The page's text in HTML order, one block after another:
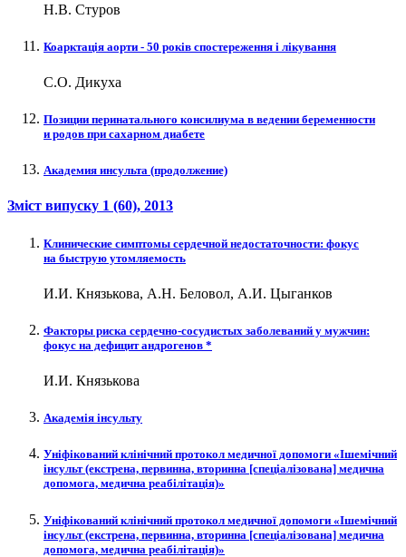
Н.В. Стуров
Коарктація аорти - 50 років спостереження і лікування
С.О. Дикуха
Позиции перинатального консилиума в ведении беременности
и родов при сахарном диабете
Академия инсульта (продолжение)
Зміст випуску 1 (60), 2013
Клинические симптомы сердечной недостаточности: фокус
на быструю утомляемость
И.И. Князькова, А.Н. Беловол, А.И. Цыганков
Факторы риска сердечно-сосудистых заболеваний у мужчин:
фокус на дефицит андрогенов *
И.И. Князькова
Академія інсульту
Уніфікований клінічний протокол медичної допомоги «Ішемічний
інсульт (екстрена, первинна, вторинна [спеціалізована] медична
допомога, медична реабілітація)»
Уніфікований клінічний протокол медичної допомоги «Ішемічний
інсульт (екстрена, первинна, вторинна [спеціалізована] медична
допомога, медична реабілітація)»